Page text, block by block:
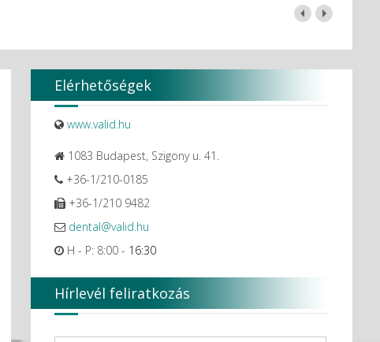
Elérhetőségek
www.valid.hu
1083 Budapest, Szigony u. 41.
+36-1/210-0185
+36-1/210 9482
dental@valid.hu
H - P: 8:00 - 16:30
Hírlevél feliratkozás